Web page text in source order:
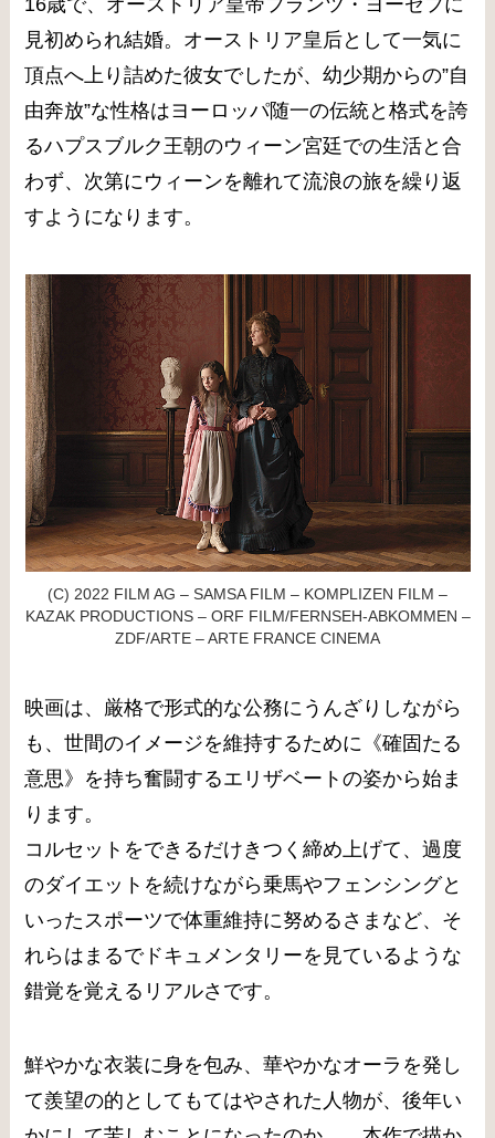
見初められ結婚。オーストリア皇后として一気に
頂点へ上り詰めた彼女でしたが、幼少期からの”自
由奔放”な性格はヨーロッパ随一の伝統と格式を誇
るハプスブルク王朝のウィーン宮廷での生活と合
わず、次第にウィーンを離れて流浪の旅を繰り返
すようになります。
(C) 2022 FILM AG – SAMSA FILM – KOMPLIZEN FILM –
KAZAK PRODUCTIONS – ORF FILM/FERNSEH-ABKOMMEN –
ZDF/ARTE – ARTE FRANCE CINEMA
映画は、厳格で形式的な公務にうんざりしながら
も、世間のイメージを維持するために《確固たる
意思》を持ち奮闘するエリザベートの姿から始ま
ります。
コルセットをできるだけきつく締め上げて、過度
のダイエットを続けながら乗馬やフェンシングと
いったスポーツで体重維持に努めるさまなど、そ
れらはまるでドキュメンタリーを見ているような
錯覚を覚えるリアルさです。
鮮やかな衣装に身を包み、華やかなオーラを発し
て羨望の的としてもてはやされた人物が、後年い